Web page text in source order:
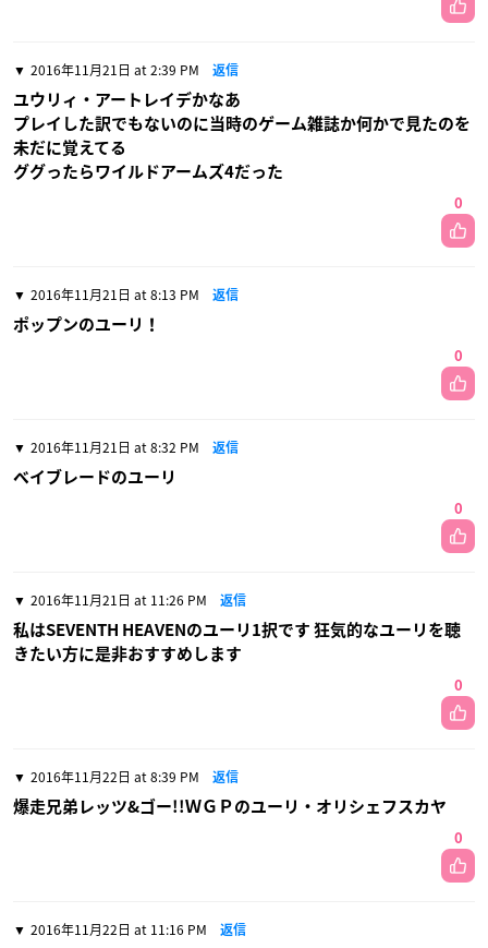
2016年11月21日 at 2:39 PM 返信
ユウリィ・アートレイデかなあ
プレイした訳でもないのに当時のゲーム雑誌か何かで見たのを
未だに覚えてる
ググったらワイルドアームズ4だった
0
2016年11月21日 at 8:13 PM 返信
ポップンのユーリ！
0
2016年11月21日 at 8:32 PM 返信
ベイブレードのユーリ
0
2016年11月21日 at 11:26 PM 返信
私はSEVENTH HEAVENのユーリ1択です 狂気的なユーリを聴
きたい方に是非おすすめします
0
2016年11月22日 at 8:39 PM 返信
爆走兄弟レッツ&ゴー!!ＷＧＰのユーリ・オリシェフスカヤ
0
2016年11月22日 at 11:16 PM 返信